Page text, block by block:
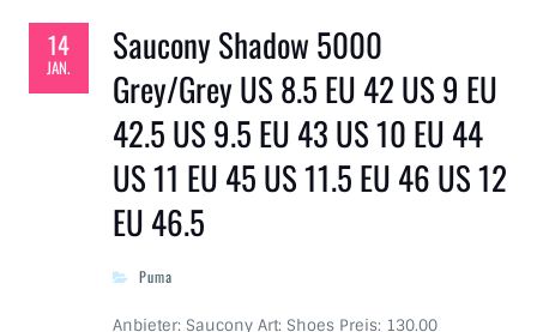
14
JAN.
Saucony Shadow 5000
Grey/Grey US 8.5 EU 42 US 9 EU
42.5 US 9.5 EU 43 US 10 EU 44
US 11 EU 45 US 11.5 EU 46 US 12
EU 46.5
Puma
Anbieter: Saucony Art: Shoes Preis: 130.00